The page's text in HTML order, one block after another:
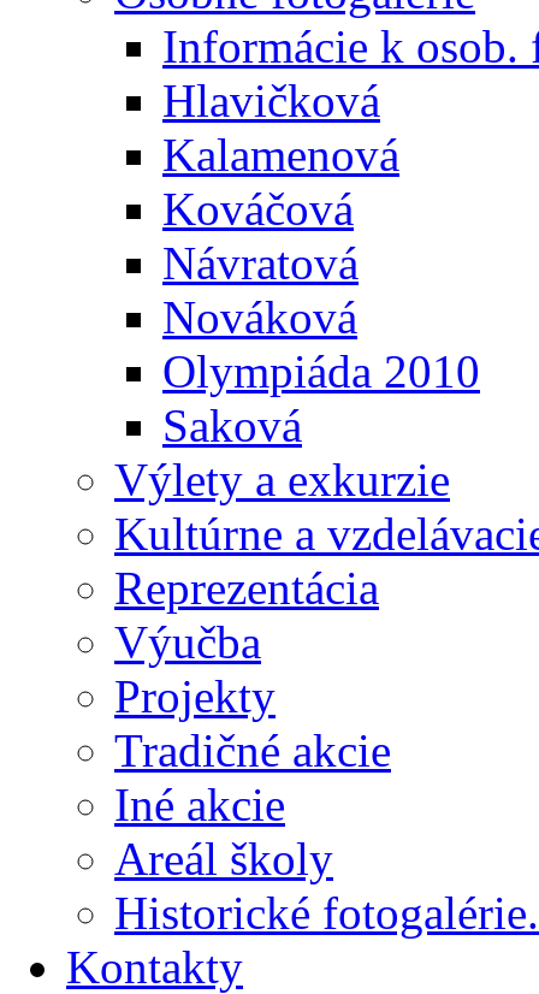
Informácie k osob.
Hlavičková
Kalamenová
Kováčová
Návratová
Nováková
Olympiáda 2010
Saková
Výlety a exkurzie
Kultúrne a
Reprezentácia
Výučba
Projekty
Tradičné akcie
Iné akcie
Areál školy
Historické
Kontakty